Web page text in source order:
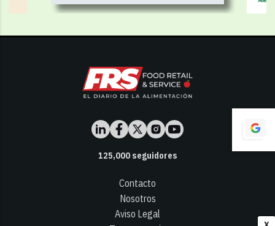
125,000seguidores
Contacto
Nosotros
Aviso Legal